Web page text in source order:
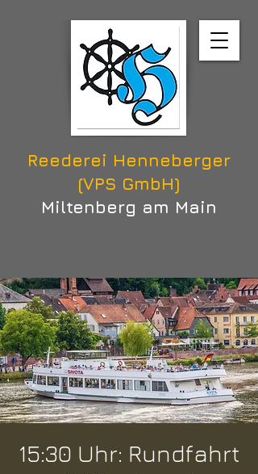
Reederei Henneberger
(VPS GmbH)
Miltenberg am Main
15:30 Uhr: Rundfahrt